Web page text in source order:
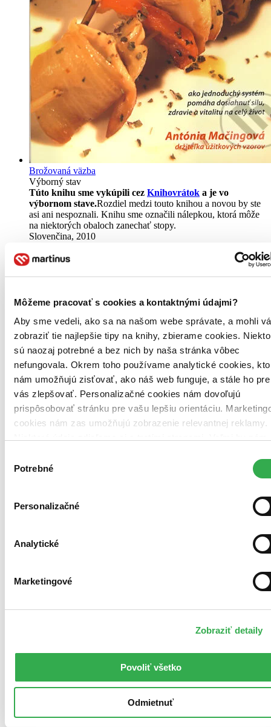
Môžeme pracovať s cookies a kontaktnými údajmi?
Aby sme vedeli, ako sa na našom webe správate, a mohli
zobraziť tie najlepšie tipy na knihy, zbierame cookies.
sú naozaj potrebné a bez nich by naša stránka vôbec
nefungovala. Okrem toho používame analytické cookies,
nám umožňujú zisťovať, ako náš web funguje, a stále ho pre
vás zlepšovať. Personalizačné cookies nám dovoľujú
prispôsobovať stránku pre vašu lepšiu orientáciu.
cookies nám zas umožňujú zobrazenie relevantnej reklamy.
Ďakujeme!
súhlasu
Potrebné
Personalizačné
Analytické
Marketingové
Zobraziť detaily
Povoliť všetko
Odmietnuť
Brožovaná väzba
Výborný stav
Túto knihu sme vykúpili cez Knihovrátok a je vo
výbornom stave.Rozdiel medzi touto knihou a novou by ste
asi ani nespoznali. Knihu sme označili nálepkou, ktorá môže
na niektorých obaloch zanechať stopy.
Slovenčina, 2010
Tento produkt síce máme aktuálne na sklade, máme však už
iba posledné kusy a ďalšie už nemá ani distribútor, preto je
možné, že bude onedlho úplne vypredaný. Ak ho chcete mať,
Vložiť do košíka